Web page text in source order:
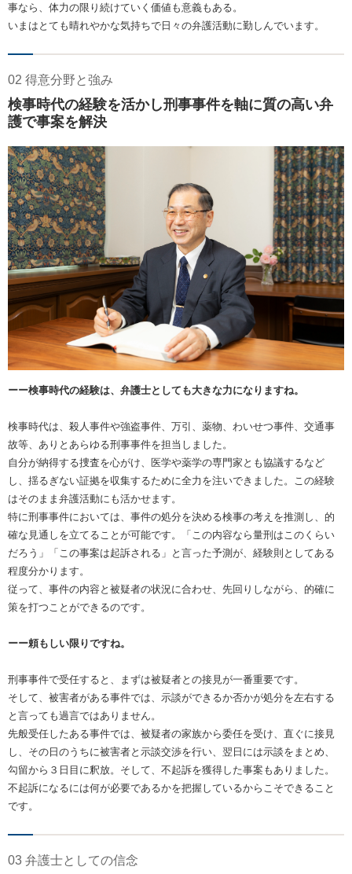
事なら、体力の限り続けていく価値も意義もある。
いまはとても晴れやかな気持ちで日々の弁護活動に勤しんでいます。
02 得意分野と強み
検事時代の経験を活かし刑事事件を軸に質の高い弁
護で事案を解決
ーー検事時代の経験は、弁護士としても大きな力になりますね。
検事時代は、殺人事件や強盗事件、万引、薬物、わいせつ事件、交通事
故等、ありとあらゆる刑事事件を担当しました。
自分が納得する捜査を心がけ、医学や薬学の専門家とも協議するなど
し、揺るぎない証拠を収集するために全力を注いできました。この経験
はそのまま弁護活動にも活かせます。
特に刑事事件においては、事件の処分を決める検事の考えを推測し、的
確な見通しを立てることが可能です。「この内容なら量刑はこのくらい
だろう」「この事案は起訴される」と言った予測が、経験則としてある
程度分かります。
従って、事件の内容と被疑者の状況に合わせ、先回りしながら、的確に
策を打つことができるのです。
ーー頼もしい限りですね。
刑事事件で受任すると、まずは被疑者との接見が一番重要です。
そして、被害者がある事件では、示談ができるか否かが処分を左右する
と言っても過言ではありません。
先般受任したある事件では、被疑者の家族から委任を受け、直ぐに接見
し、その日のうちに被害者と示談交渉を行い、翌日には示談をまとめ、
勾留から３日目に釈放。そして、不起訴を獲得した事案もありました。
不起訴になるには何が必要であるかを把握しているからこそできること
です。
03 弁護士としての信念